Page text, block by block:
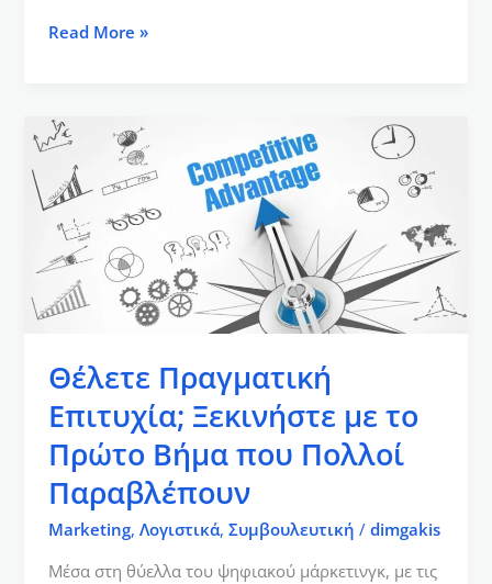
Read More »
Θέλετε Πραγματική
Επιτυχία; Ξεκινήστε με το
Πρώτο Βήμα που Πολλοί
Παραβλέπουν
Marketing,Λογιστικά,Συμβουλευτική /dimgakis
Μέσα στη θύελλα του ψηφιακού μάρκετινγκ, με τις
Θέλετε
Πραγματική
Επιτυχία;
Ξεκινήστε
με
το
Πρώτο
που
Πολλοί
Παραβλέπουν